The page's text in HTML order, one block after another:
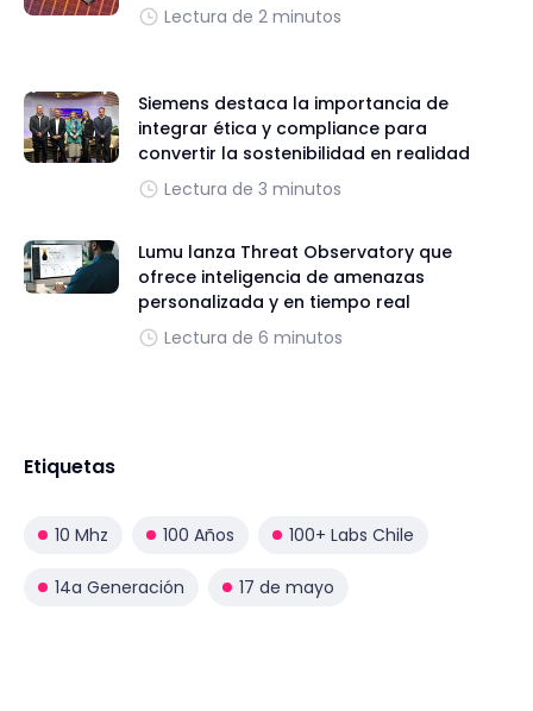
Lectura de 2 minutos
Siemens destaca la importancia de
integrar ética y compliance para
convertir la sostenibilidad en realidad
Lectura de 3 minutos
Lumu lanza Threat Observatory que
ofrece inteligencia de amenazas
personalizada y en tiempo real
Lectura de 6 minutos
Etiquetas
10 Mhz 100 Años 100+ Labs Chile
14a Generación 17 de mayo